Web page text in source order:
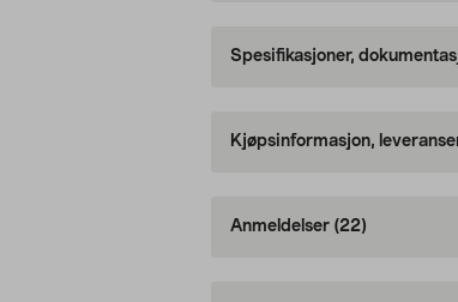
Spesifikasjoner,
Kjøpsinformasjon,
Anmeldelser (22)